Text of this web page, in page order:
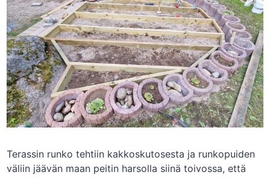
Terassin runko tehtiin kakkoskutosesta ja runkopuiden
väliin jäävän maan peitin harsolla siinä toivossa, että